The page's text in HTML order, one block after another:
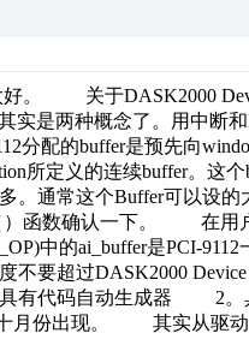
。 关于DASK2000
实是两种概念了。用中
分配的buffer是预先向
所定义的连续buffer。这
。通常这个Buffer可以设
函数确认一下。 在用户
中的ai_buffer是PCI-
不要超过DASK2000
有代码自动生成器 2
月份出现。 其实从驱动